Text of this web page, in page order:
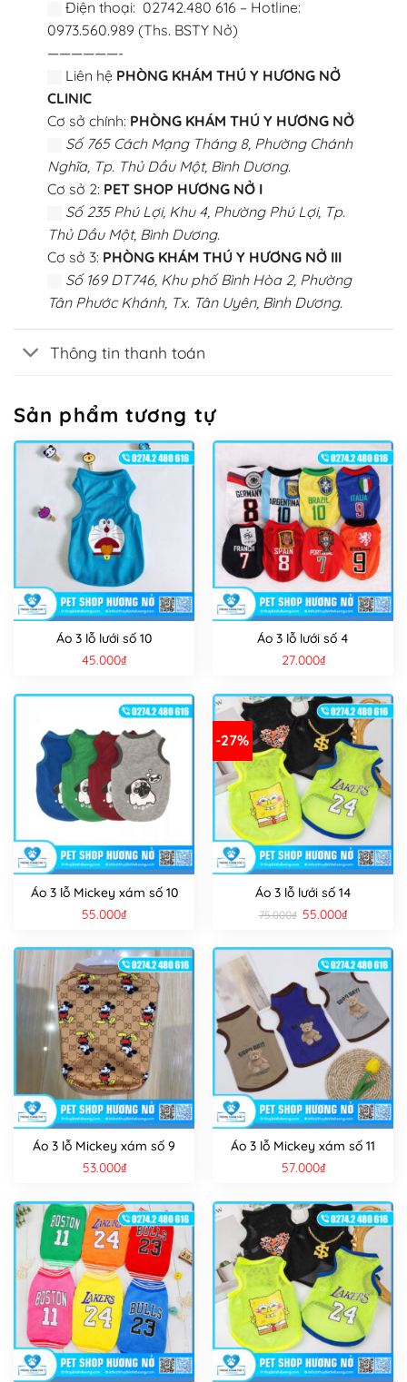
Điện thoại: 02742.480 616 – Hotline:
0973.560.989 (Ths. BSTY Nở)
——————-
Liên hệ PHÒNG KHÁM THÚ Y HƯƠNG NỞ
CLINIC
Cơ sở chính: PHÒNG KHÁM THÚ Y HƯƠNG NỞ
Số 765 Cách Mạng Tháng 8, Phường Chánh
Nghĩa, Tp. Thủ Dầu Một, Bình Dương.
Cơ sở 2: PET SHOP HƯƠNG NỞ I
Số 235 Phú Lợi, Khu 4, Phường Phú Lợi, Tp.
Thủ Dầu Một, Bình Dương.
Cơ sở 3: PHÒNG KHÁM THÚ Y HƯƠNG NỞ III
Số 169 DT746, Khu phố Bình Hòa 2, Phường
Tân Phước Khánh, Tx. Tân Uyên, Bình Dương.
Thông tin thanh toán
Sản phẩm tương tự
Áo 3 lỗ lưới số 10
45.000₫
Áo 3 lỗ lưới số 4
27.000₫
Áo 3 lỗ Mickey xám số 10
55.000₫
-27%
Áo 3 lỗ lưới số 14
75.000₫ Giá
gốc
75.000₫.
55.000₫Giá
hiện
là:
55.000₫.
Áo 3 lỗ Mickey xám số 9
53.000₫
Áo 3 lỗ Mickey xám số 11
57.000₫